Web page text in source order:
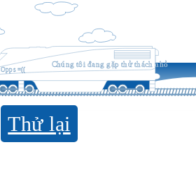
Opps =((
Chúng tôi đang gặp thử thách nhỏ
Thử lại